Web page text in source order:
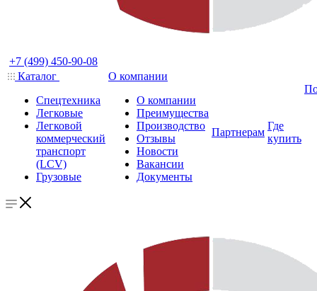
+7 (499) 450-90-08
Каталог
Спецтехника
Легковые
Легковой
коммерческий
транспорт
(LCV)
Грузовые
О компании
О компании
Преимущества
Производство
Отзывы
Новости
Вакансии
Документы
Партнерам
Где
купить